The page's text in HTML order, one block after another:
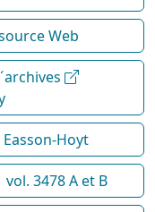
Web
Hoyt
3478 A et B